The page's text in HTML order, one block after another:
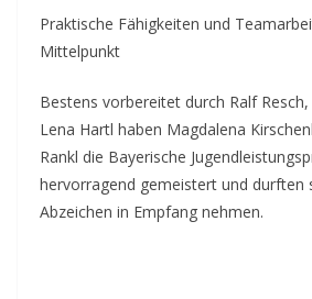
Praktische Fähigkeiten und
Mittelpunkt
Bestens vorbereitet durch Ralf
Lena Hartl haben Magdalena
Rankl die Bayerische
hervorragend gemeistert und durften
Abzeichen in Empfang nehmen.